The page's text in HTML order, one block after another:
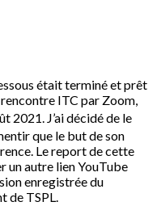
était terminé et prêt
ITC par Zoom,
2021. J’ai décidé de le
que le but de son
Le report de cette
un autre lien YouTube
enregistrée du
de TSPL.